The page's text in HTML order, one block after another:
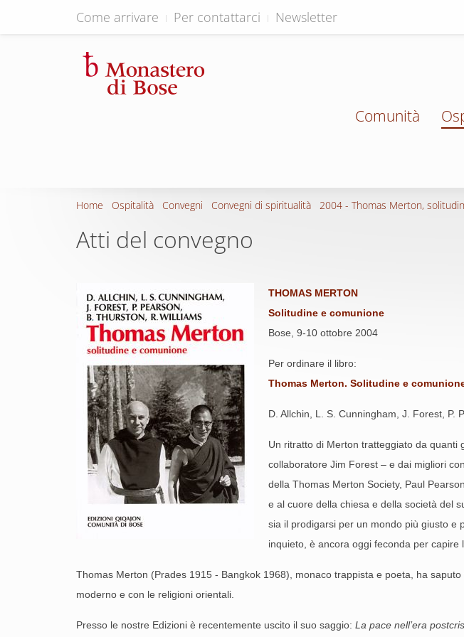
Come arrivare Per contattarci Newsletter
Comunità
Home Ospitalità Convegni Convegni di spiritualità 2004 - Thomas Merton,
Atti del convegno
THOMAS MERTON
Solitudine e comunione
Bose, 9-10 ottobre 2004
Per ordinare il libro:
Thomas Merton. Solitudine e
D. Allchin, L. S. Cunningham, J. Forest, P.
Un ritratto di Merton tratteggiato da quanti
collaboratore Jim Forest – e dai migliori
della Thomas Merton Society, Paul
e al cuore della chiesa e della società del
sia il prodigarsi per un mondo più giusto e
inquieto, è ancora oggi feconda per capire
Thomas Merton (Prades 1915 - Bangkok 1968), monaco trappista e poeta, ha
moderno e con le religioni orientali.
Presso le nostre Edizioni è recentemente uscito il suo saggio: La pace nell’era